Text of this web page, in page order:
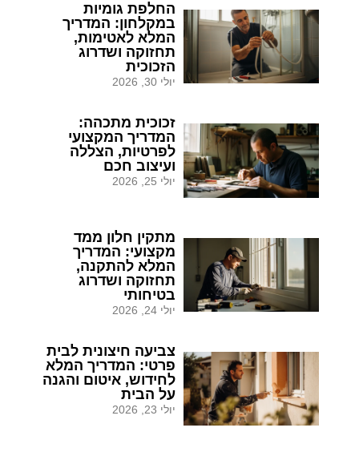
החלפת גומיות
במקלחון: המדריך
המלא לאטימות,
תחזוקה ושדרוג
הזכוכית
יולי 30, 2026
זכוכית מתכהה:
המדריך המקצועי
לפרטיות, הצללה
ועיצוב חכם
יולי 25, 2026
מתקין חלון ממד
מקצועי: המדריך
המלא להתקנה,
תחזוקה ושדרוג
בטיחותי
יולי 24, 2026
צביעה חיצונית לבית
פרטי: המדריך המלא
לחידוש, איטום והגנה
על הבית
יולי 23, 2026